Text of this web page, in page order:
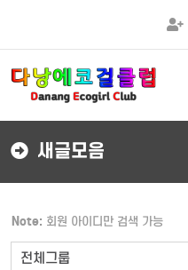
새글모음
Note: 회원 아이디만 검색 가능